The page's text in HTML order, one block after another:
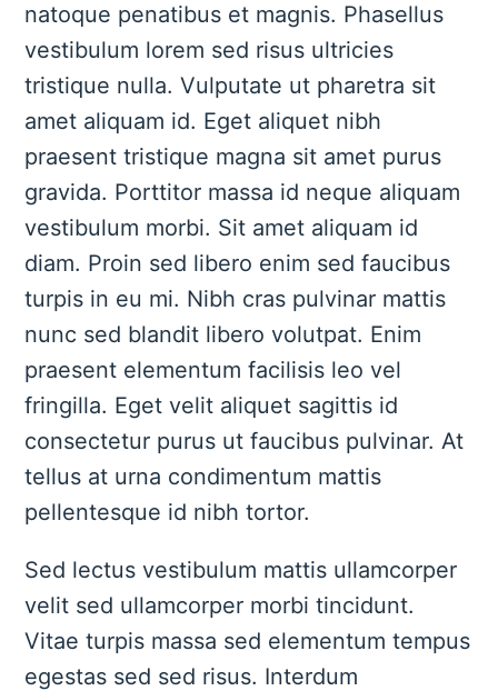
natoque penatibus et magnis. Phasellus
vestibulum lorem sed risus ultricies
tristique nulla. Vulputate ut pharetra sit
amet aliquam id. Eget aliquet nibh
praesent tristique magna sit amet purus
gravida. Porttitor massa id neque aliquam
vestibulum morbi. Sit amet aliquam id
diam. Proin sed libero enim sed faucibus
turpis in eu mi. Nibh cras pulvinar mattis
nunc sed blandit libero volutpat. Enim
praesent elementum facilisis leo vel
fringilla. Eget velit aliquet sagittis id
consectetur purus ut faucibus pulvinar. At
tellus at urna condimentum mattis
pellentesque id nibh tortor.
Sed lectus vestibulum mattis ullamcorper
velit sed ullamcorper morbi tincidunt.
Vitae turpis massa sed elementum tempus
egestas sed sed risus. Interdum